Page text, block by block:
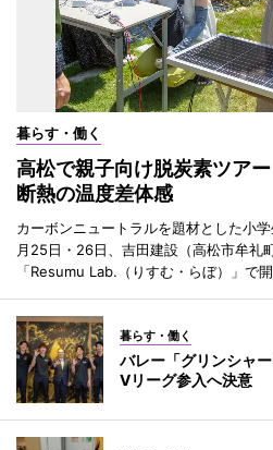
暮らす・働く
高松で親子向け脱炭素ツア
断熱の温度差体感
カーボンニュートラルを題材とした小
月25日・26日、吉田建設（高松市牟礼
「Resumu Lab.（りすむ・らぼ）」で開
暮らす・働く
バレー「グリンシャ
Vリーグ参入へ決意